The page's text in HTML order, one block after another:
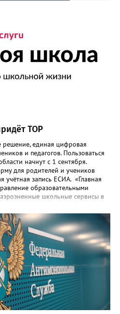
ТОР
решение, единая цифровая
и педагогов. Пользоваться
начнут с 1 сентября.
для родителей и учеников
учётная запись ЕСИА. «Главная
образовательными
школьные сервисы в
образования. - Платформа ТОР
школьные сервисы в единую
экосистему. Предполагается, что
комфортно для пользователей».
расписание, домашние задания,
пользователям экосистемы
сохранятся, они будут
в ведомстве. Причём в
вообще незаметным.